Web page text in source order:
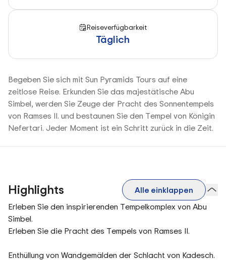
Reiseverfügbarkeit
Täglich
Begeben Sie sich mit Sun Pyramids Tours auf eine
zeitlose Reise. Erkunden Sie das majestätische Abu
Simbel, werden Sie Zeuge der Pracht des Sonnentempels
von Ramses II. und bestaunen Sie den Tempel von Königin
Nefertari. Jeder Moment ist ein Schritt zurück in die Zeit.
Highlights
Alle einklappen
Erleben Sie den inspirierenden Tempelkomplex von Abu
Simbel.
Erleben Sie die Pracht des Tempels von Ramses II.
Enthüllung von Wandgemälden der Schlacht von Kadesch.